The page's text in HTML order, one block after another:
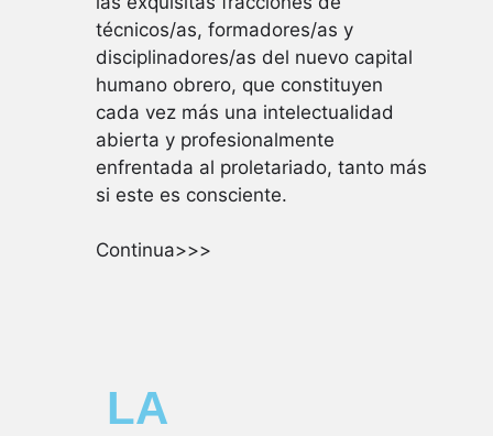
técnicos/as, formadores/as y
disciplinadores/as del nuevo capital
humano obrero, que constituyen
cada vez más una intelectualidad
abierta y profesionalmente
enfrentada al proletariado, tanto más
si este es consciente.
Continua>>>
LA